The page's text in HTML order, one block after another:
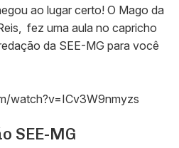
ao lugar certo! O Mago da
fez uma aula no capricho
da SEE-MG para você
watch?v=ICv3W9nmyzs
SEE-MG